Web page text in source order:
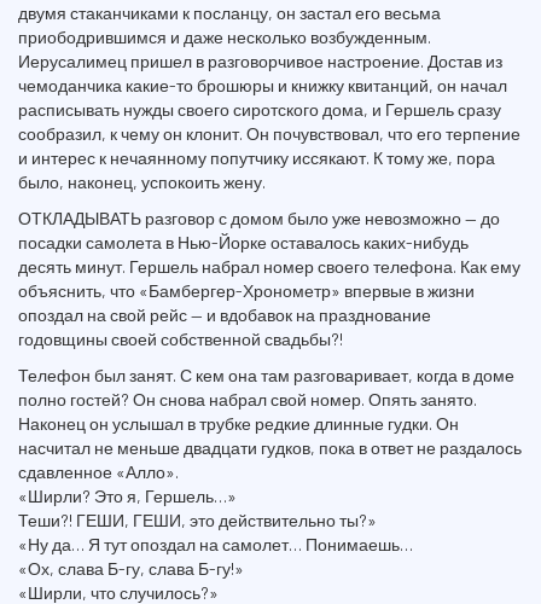
двумя стаканчиками к посланцу, он застал его весьма
приободрившимся и даже несколько возбужденным.
Иерусалимец пришел в разговорчивое настроение. Достав из
чемоданчика какие-то брошюры и книжку квитанций, он начал
расписывать нужды своего сиротского дома, и Гершель сразу
сообразил, к чему он клонит. Он почувствовал, что его терпение
и интерес к нечаянному попутчику иссякают. К тому же, пора
было, наконец, успокоить жену.
ОТКЛАДЫВАТЬ разговор с домом было уже невозможно — до
посадки самолета в Нью-Йорке оставалось каких-нибудь
десять минут. Гершель набрал номер своего телефона. Как ему
объяснить, что «Бамбергер-Хронометр» впервые в жизни
опоздал на свой рейс — и вдобавок на празднование
годовщины своей собственной свадьбы?!
Телефон был занят. С кем она там разговаривает, когда в доме
полно гостей? Он снова набрал свой номер. Опять занято.
Наконец он услышал в трубке редкие длинные гудки. Он
насчитал не меньше двадцати гудков, пока в ответ не раздалось
сдавленное «Алло».
«Ширли? Это я, Гершель…»
Теши?! ГЕШИ, ГЕШИ, это действительно ты?»
«Ну да… Я тут опоздал на самолет… Понимаешь…
«Ох, слава Б-гу, слава Б-гу!»
«Ширли, что случилось?»